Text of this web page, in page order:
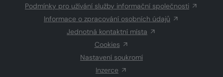
Podmínky pro užívání služby informační společnosti
Informace o zpracování osobních údajů
Jednotná kontaktní místa
Cookies
Nastavení soukromí
Inzerce